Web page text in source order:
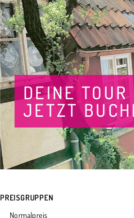
DEINE TOUR
JETZT
PREISGRUPPEN
Normalpreis